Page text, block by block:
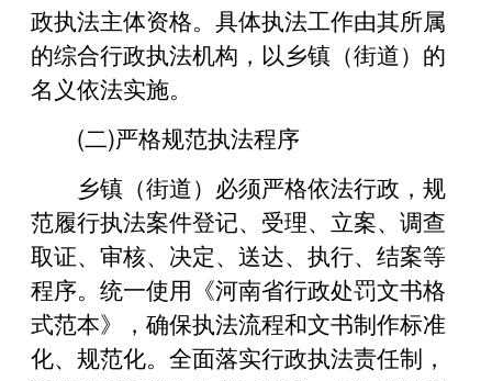
政执法主体资格。具体执法工作由其所属
的综合行政执法机构，以乡镇（街道）的
名义依法实施。
(二)严格规范执法程序
乡镇（街道）必须严格依法行政，规
范履行执法案件登记、受理、立案、调查
取证、审核、决定、送达、执行、结案等
程序。统一使用《河南省行政处罚文书格
式范本》，确保执法流程和文书制作标准
化、规范化。全面落实行政执法责任制，